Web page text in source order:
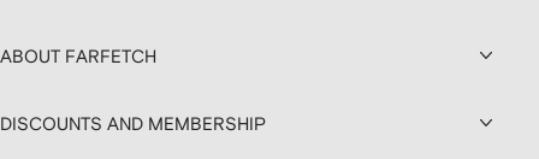
ABOUT FARFETCH
DISCOUNTS AND MEMBERSHIP